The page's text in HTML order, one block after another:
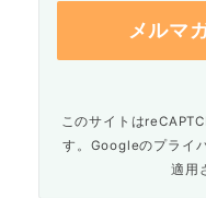
このサイトは
す。Googleのプライ
適用